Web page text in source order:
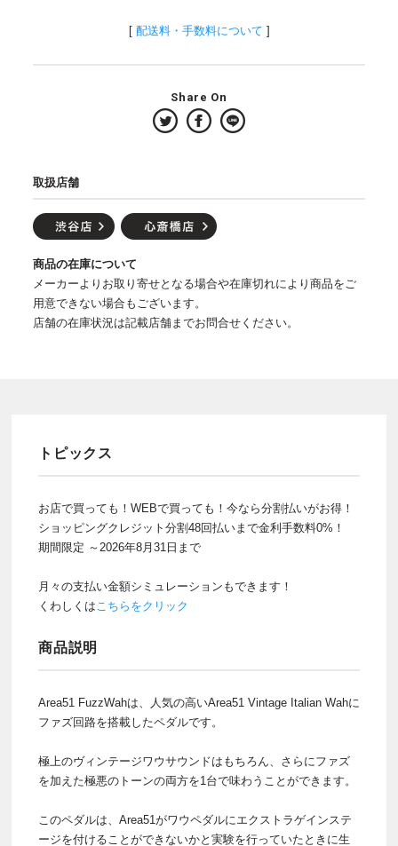
[ 配送料・手数料について ]
Share On
取扱店舗
商品の在庫について
メーカーよりお取り寄せとなる場合や在庫切れにより商品をご
用意できない場合もございます。
店舗の在庫状況は記載店舗までお問合せください。
トピックス
お店で買っても！WEBで買っても！今なら分割払いがお得！
ショッピングクレジット分割48回払いまで金利手数料0%！
期間限定 ～2026年8月31日まで
月々の支払い金額シミュレーションもできます！
くわしくはこちらをクリック
商品説明
Area51 FuzzWahは、人気の高いArea51 Vintage Italian Wahに
ファズ回路を搭載したペダルです。
極上のヴィンテージワウサウンドはもちろん、さらにファズ
を加えた極悪のトーンの両方を1台で味わうことができます。
このペダルは、Area51がワウペダルにエクストラゲインステ
ージを付けることができないかと実験を行っていたときに生